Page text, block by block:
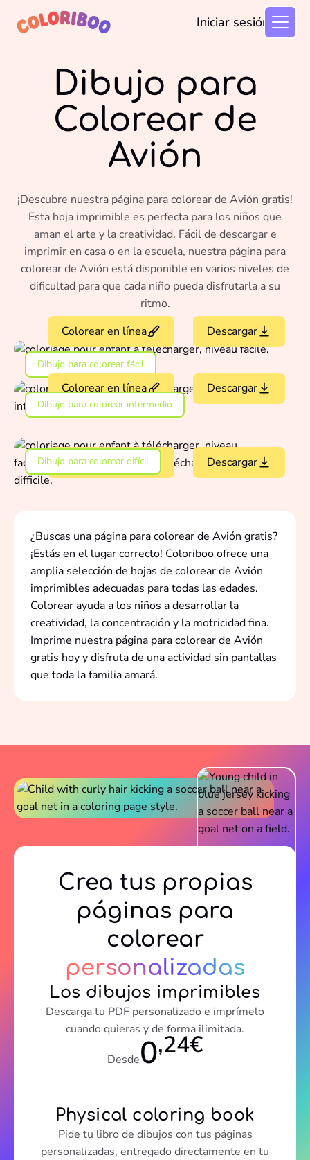
Iniciar sesión
Dibujo para
Colorear de
Avión
¡Descubre nuestra página para colorear de Avión gratis!
Esta hoja imprimible es perfecta para los niños que
aman el arte y la creatividad. Fácil de descargar e
imprimir en casa o en la escuela, nuestra página para
colorear de Avión está disponible en varios niveles de
dificultad para que cada niño pueda disfrutarla a su
ritmo.
Colorear en línea
Descargar
Dibujo para colorear fácil
Colorear en línea
Dibujo para colorear intermedio
Descargar
Colorear en línea
Dibujo para colorear difícil Descargar
¿Buscas una página para colorear de Avión gratis?
¡Estás en el lugar correcto! Coloriboo ofrece una
amplia selección de hojas de colorear de Avión
imprimibles adecuadas para todas las edades.
Colorear ayuda a los niños a desarrollar la
creatividad, la concentración y la motricidad fina.
Imprime nuestra página para colorear de Avión
gratis hoy y disfruta de una actividad sin pantallas
que toda la familia amará.
Crea tus propias
páginas para
colorear
personalizadas
Los dibujos imprimibles
Descarga tu PDF personalizado e imprímelo
cuando quieras y de forma ilimitada.
Desde0,24€
Physical coloring book
Pide tu libro de dibujos con tus páginas
personalizadas, entregado directamente en tu